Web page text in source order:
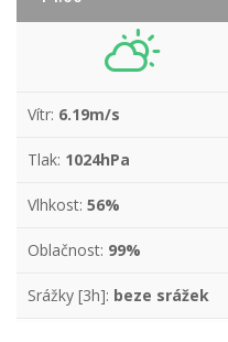
Vítr: 6.19m/s
Tlak: 1024hPa
Vlhkost: 56%
Oblačnost: 99%
Srážky [3h]: beze srážek